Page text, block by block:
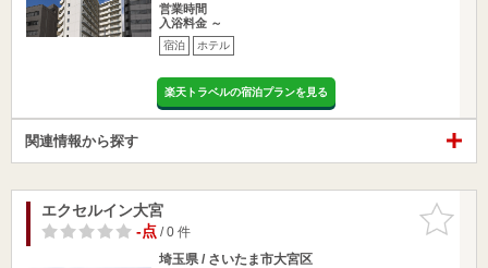
営業時間
入浴料金 ～
宿泊 ホテル
楽天トラベルの宿泊プランを見る
関連情報から探す
お気に入
りに追加
エクセルイン大宮
-点/ 0 件
埼玉県 / さいたま市大宮区